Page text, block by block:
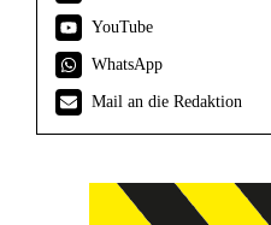
YouTube
WhatsApp
Mail an die Redaktion